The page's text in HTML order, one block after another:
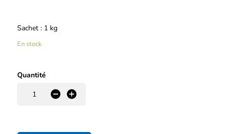
Sachet : 1 kg
En stock
Quantité
+
-